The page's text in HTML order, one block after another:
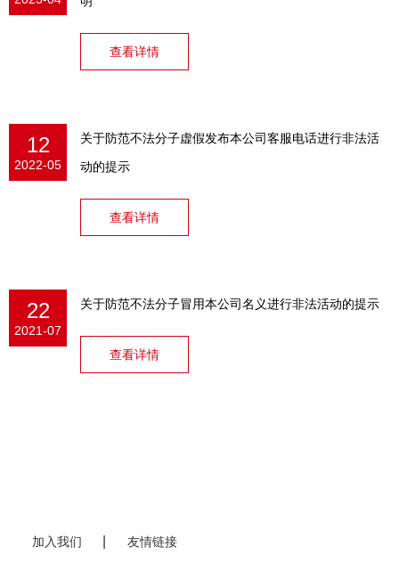
查看详情
12
2022-05
关于防范不法分子虚假发布本公司客服电话进行非法活
动的提示
查看详情
22
2021-07
关于防范不法分子冒用本公司名义进行非法活动的提示
查看详情
加入我们 友情链接